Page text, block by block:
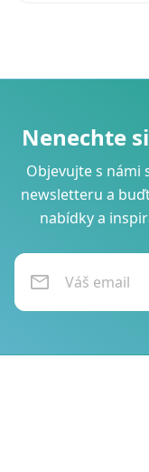
Nenechte
Objevujte s námi
newsletteru a
nabídky a